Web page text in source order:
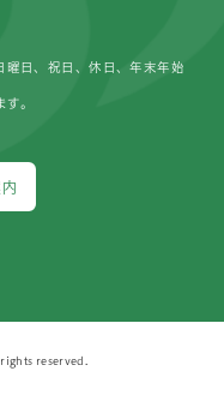
曜日、祝日、休日、年末年始
。
reserved.